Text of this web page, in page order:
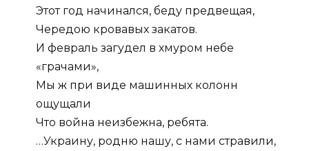
Этот год начинался, беду предвещая,
Чередою кровавых закатов.
И февраль загудел в хмуром небе
«грачами»,
Мы ж при виде машинных колонн
ощущали
Что война неизбежна, ребята.
…Украину, родню нашу, с нами стравили,